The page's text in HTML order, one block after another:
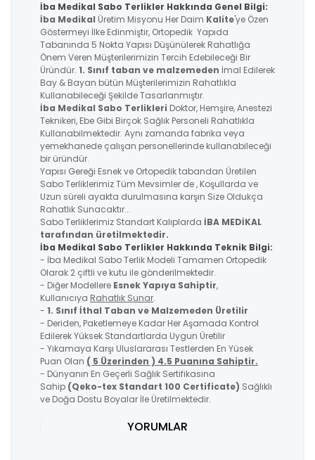
İba Medikal Sabo Terlikler Hakkında Genel Bilgi:
İba Medikal Üretim Misyonu Her Daim Kalite'ye Özen
Göstermeyi İlke Edinmiştir, Ortopedik Yapıda
Tabanında 5 Nokta Yapısı Düşünülerek Rahatlığa
Önem Veren Müşterilerimizin Tercih Edebileceği Bir
Üründür. 1. Sınıf taban ve malzemeden İmal Edilerek
Bay & Bayan bütün Müşterilerimizin Rahatlıkla
Kullanabileceği Şekilde Tasarlanmıştır.
İba Medikal Sabo Terlikleri Doktor, Hemşire, Anestezi
Teknikeri, Ebe Gibi Birçok Sağlık Personeli Rahatlıkla
Kullanabilmektedir. Aynı zamanda fabrika veya
yemekhanede çalışan personellerinde kullanabileceği
bir üründür.
Yapısı Gereği Esnek ve Ortopedik tabandan Üretilen
Sabo Terliklerimiz Tüm Mevsimler de , Koşullarda ve
Uzun süreli ayakta durulmasına karşın Size Oldukça
Rahatlık Sunacaktır...
Sabo Terliklerimiz Standart Kalıplarda İBA MEDİKAL
tarafından üretilmektedir.
İba Medikal Sabo Terlikler Hakkında Teknik Bilgi:
- İba Medikal Sabo Terlik Modeli Tamamen Ortopedik
Olarak 2 çiftli ve kutu ile gönderilmektedir.
- Diğer Modellere Esnek Yapıya Sahiptir,
Kullanıcıya Rahatlık Sunar.
- 1. Sınıf İthal Taban ve Malzemeden Üretilir
- Deriden, Paketlemeye Kadar Her Aşamada Kontrol
Edilerek Yüksek Standartlarda Uygun Üretilir
- Yıkamaya Karşı Uluslararası Testlerden En Yüsek
Puan Olan ( 5 Üzerinden ) 4.5 Puanına Sahiptir.
- Dünyanın En Geçerli Sağlık Sertifikasına
Sahip (Qeko-tex Standart 100 Certificate) Sağlıklı
ve Doğa Dostu Boyalar İle Üretilmektedir.
YORUMLAR